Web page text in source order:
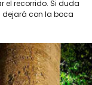
el recorrido. Si duda
dejará con la boca